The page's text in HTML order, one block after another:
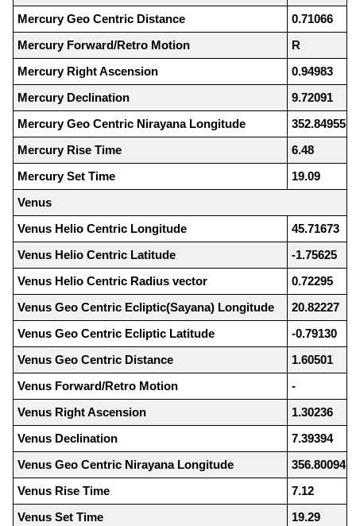
Mercury Geo Centric Distance
0.71066
Mercury Forward/Retro Motion
R
Mercury Right Ascension
0.94983
Mercury Declination
9.72091
Mercury Geo Centric Nirayana Longitude
352.84955
Mercury Rise Time
6.48
Mercury Set Time
19.09
Venus
Venus Helio Centric Longitude
45.71673
Venus Helio Centric Latitude
-1.75625
Venus Helio Centric Radius vector
0.72295
Venus Geo Centric Ecliptic(Sayana) Longitude
20.82227
Venus Geo Centric Ecliptic Latitude
-0.79130
Venus Geo Centric Distance
1.60501
Venus Forward/Retro Motion
-
Venus Right Ascension
1.30236
Venus Declination
7.39394
Venus Geo Centric Nirayana Longitude
356.80094
Venus Rise Time
7.12
Venus Set Time
19.29